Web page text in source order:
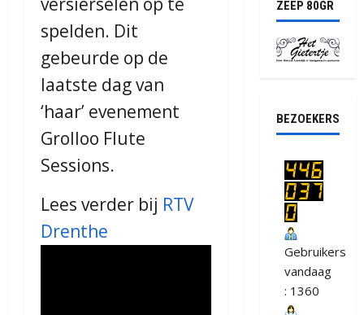
spelden. Dit
gebeurde op de
laatste dag van
‘haar’ evenement
Grolloo Flute
Sessions.
Lees verder bij RTV
Drenthe
ZEEP 80GR
BEZOEKERS
Gebruikers
vandaag
: 1360